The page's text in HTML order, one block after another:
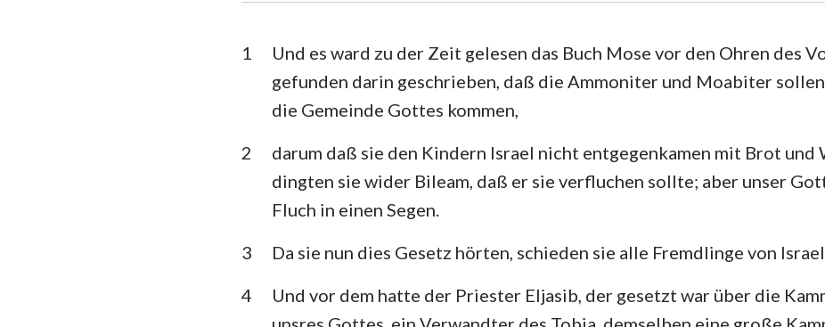
3. Mose 4. Mose
5. Mose Josua
1.Könige 2.Könige
1. Chronik 2. Chronik
Esra Nehemia
Lukas
Apostelgeschichte Römer
1. Thessalonicher 2.
1. Timotheus 2.
1
Und es ward zu der Zeit gelesen das Buch Mose vor den Ohren des
gefunden darin geschrieben, daß die Ammoniter und Moabiter
die Gemeinde Gottes kommen,
2
darum daß sie den Kindern Israel nicht entgegenkamen mit Brot und
dingten sie wider Bileam, daß er sie verfluchen sollte; aber unser
Fluch in einen Segen.
3
Da sie nun dies Gesetz hörten, schieden sie alle Fremdlinge von
4
Und vor dem hatte der Priester Eljasib, der gesetzt war über die